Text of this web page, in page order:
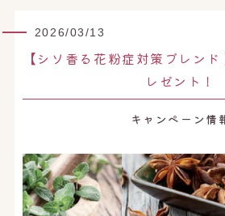
2026/03/13
【シソ香る花粉症対策ブレン
レゼント！
キャンペーン情